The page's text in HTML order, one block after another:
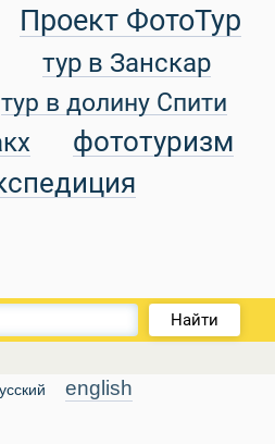
Проект ФотоТур
тур в Занскар
тур в долину Спити
фототуризм
Найти
english